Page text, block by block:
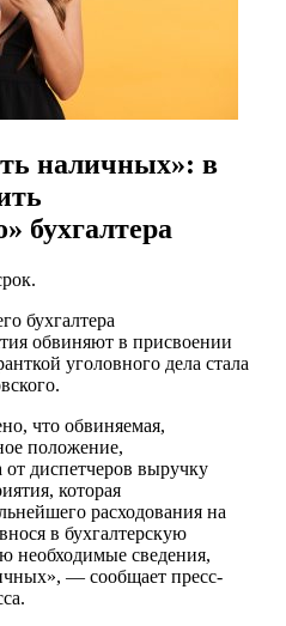
наличных»: в
бухгалтера
бухгалтера
обвиняют в присвоении
уголовного дела стала
что обвиняемая,
положение,
диспетчеров выручку
которая
расходования на
в бухгалтерскую
необходимые сведения,
— сообщает пресс-